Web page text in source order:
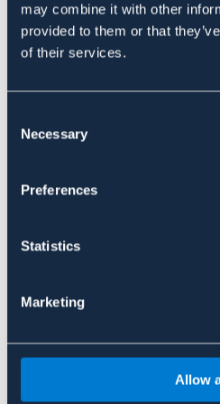
may combine it with other
provided to them or that
of their services.
Selection
Necessary
Preferences
Statistics
Marketing
Allow
Fröstänger Frukt 112 g-2-pack